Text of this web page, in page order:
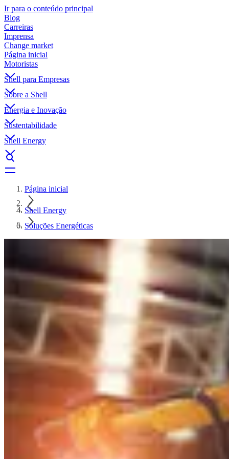
Ir para o conteúdo principal
Blog
Carreiras
Imprensa
Change market
Página inicial
Motoristas
Shell para Empresas
Sobre a Shell
Energia e Inovação
Sustentabilidade
Shell Energy
Página inicial
Shell Energy
Soluções Energéticas